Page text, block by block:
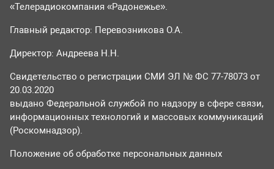
«Телерадиокомпания «Радонежье».
Главный редактор: Перевозникова О.А.
Директор: Андреева Н.Н.
Свидетельство о регистрации СМИ ЭЛ № ФС 77-78073 от
20.03.2020
выдано Федеральной службой по надзору в сфере связи,
информационных технологий и массовых коммуникаций
(Роскомнадзор).
Положение об обработке персональных данных